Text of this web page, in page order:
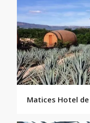
Matices Hotel